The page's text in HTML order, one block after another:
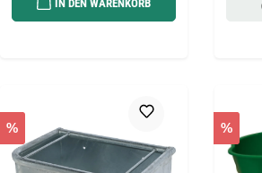
IN DEN WARENKORB
% %